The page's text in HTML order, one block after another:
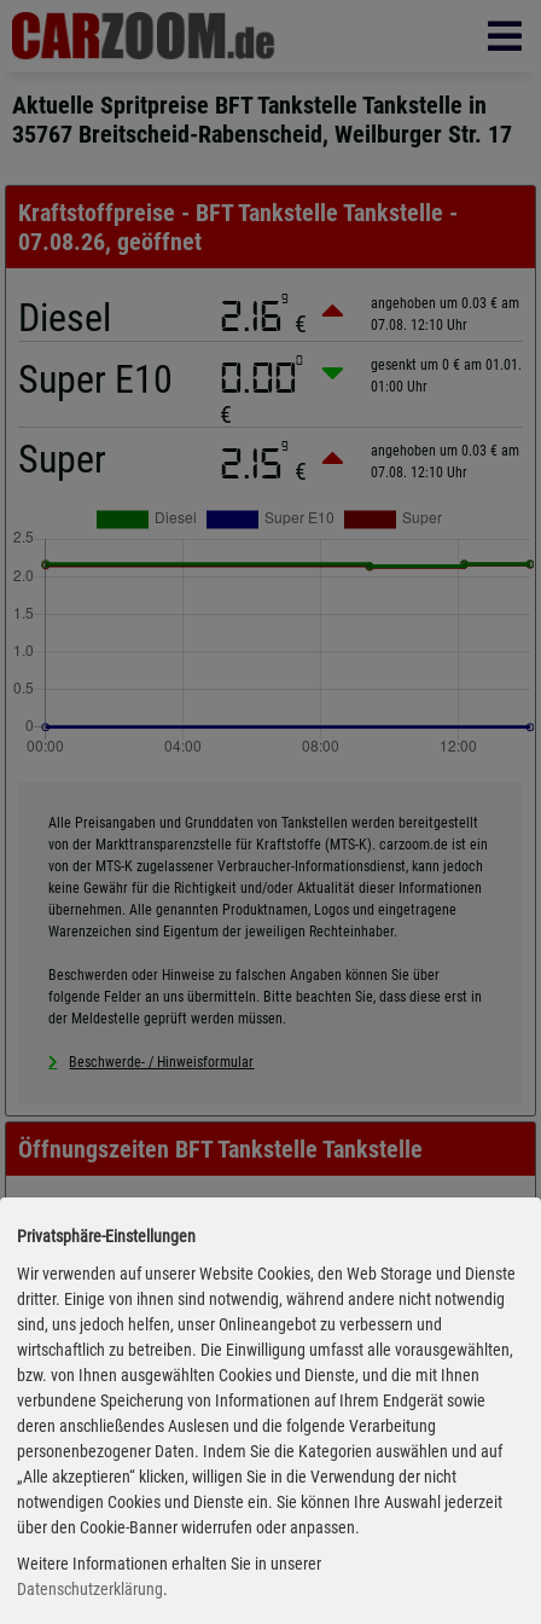
Aktuelle Spritpreise BFT Tankstelle Tankstelle in
35767 Breitscheid-Rabenscheid, Weilburger Str. 17
Kraftstoffpreise - BFT Tankstelle Tankstelle -
07.08.26, geöffnet
Diesel 2.169
€
angehoben um 0.03 € am
07.08. 12:10 Uhr
Super E10 0.000
€
gesenkt um 0 € am 01.01.
01:00 Uhr
Super 2.159
€
angehoben um 0.03 € am
07.08. 12:10 Uhr
Alle Preisangaben und Grunddaten von Tankstellen werden bereitgestellt
von der Markttransparenzstelle für Kraftstoffe (MTS-K). carzoom.de ist ein
von der MTS-K zugelassener Verbraucher-Informationsdienst, kann jedoch
keine Gewähr für die Richtigkeit und/oder Aktualität dieser Informationen
übernehmen. Alle genannten Produktnamen, Logos und eingetragene
Warenzeichen sind Eigentum der jeweiligen Rechteinhaber.
Beschwerden oder Hinweise zu falschen Angaben können Sie über
folgende Felder an uns übermitteln. Bitte beachten Sie, dass diese erst in
der Meldestelle geprüft werden müssen.
Beschwerde- / Hinweisformular
Öffnungszeiten BFT Tankstelle Tankstelle
Privatsphäre-Einstellungen
Wir verwenden auf unserer Website Cookies, den Web Storage und Dienste
dritter. Einige von ihnen sind notwendig, während andere nicht notwendig
sind, uns jedoch helfen, unser Onlineangebot zu verbessern und
wirtschaftlich zu betreiben. Die Einwilligung umfasst alle vorausgewählten,
bzw. von Ihnen ausgewählten Cookies und Dienste, und die mit Ihnen
verbundene Speicherung von Informationen auf Ihrem Endgerät sowie
deren anschließendes Auslesen und die folgende Verarbeitung
personenbezogener Daten. Indem Sie die Kategorien auswählen und auf
„Alle akzeptieren“ klicken, willigen Sie in die Verwendung der nicht
notwendigen Cookies und Dienste ein. Sie können Ihre Auswahl jederzeit
über den Cookie-Banner widerrufen oder anpassen.
Weitere Informationen erhalten Sie in unserer
Datenschutzerklärung.